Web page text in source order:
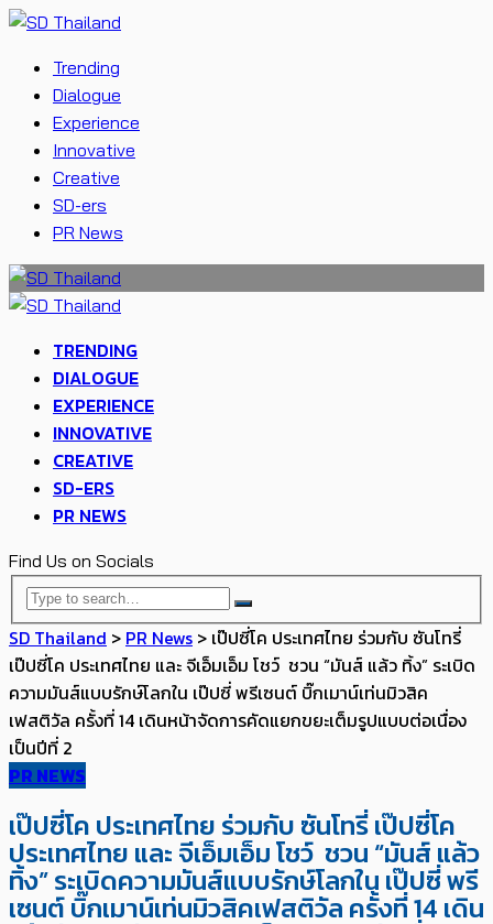
Trending
Dialogue
Experience
Innovative
Creative
SD-ers
PR News
TRENDING
DIALOGUE
EXPERIENCE
INNOVATIVE
CREATIVE
SD-ERS
PR NEWS
Find Us on Socials
SD Thailand > PR News > เป๊ปซี่โค ประเทศไทย ร่วมกับ ซันโทรี่
เป๊ปซี่โค ประเทศไทย และ จีเอ็มเอ็ม โชว์ ชวน “มันส์ แล้ว ทิ้ง” ระเบิด
ความมันส์แบบรักษ์โลกใน เป๊ปซี่ พรีเซนต์ บิ๊กเมาน์เท่นมิวสิค
เฟสติวัล ครั้งที่ 14 เดินหน้าจัดการคัดแยกขยะเต็มรูปแบบต่อเนื่อง
เป็นปีที่ 2
PR NEWS
เป๊ปซี่โค ประเทศไทย ร่วมกับ ซันโทรี่ เป๊ปซี่โค
ประเทศไทย และ จีเอ็มเอ็ม โชว์ ชวน “มันส์ แล้ว
ทิ้ง” ระเบิดความมันส์แบบรักษ์โลกใน เป๊ปซี่ พรี
เซนต์ บิ๊กเมาน์เท่นมิวสิคเฟสติวัล ครั้งที่ 14 เดิน